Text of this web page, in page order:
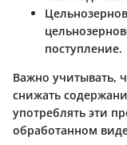
поступление.
Важно учитывать,
снижать
употреблять эти
обработанном